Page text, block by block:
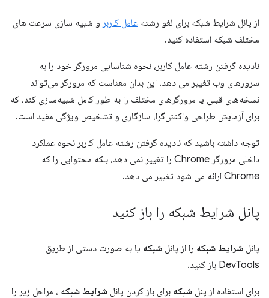
از پانل شرایط شبکه برای لغو رشته عامل کاربر و شبیه سازی سرعت های
مختلف شبکه استفاده کنید.
نادیده گرفتن رشته عامل کاربر، نحوه شناسایی مرورگر خود را به
سرورهای وب تغییر می دهد. این بدان معناست که مرورگر می‌تواند
نسخه‌های قبلی یا مرورگرهای مختلف را به طور کامل شبیه‌سازی کند، که
برای آزمایش طراحی واکنش‌گرا، سازگاری و تشخیص ویژگی مفید است.
توجه داشته باشید که نادیده گرفتن رشته عامل کاربر نحوه عملکرد
داخلی مرورگر Chrome را تغییر نمی دهد، بلکه محتوایی را که
Chrome ارائه می شود تغییر می دهد.
پانل شرایط شبکه را باز کنید
پانل شرایط شبکه را از پانل شبکه یا به صورت دستی از طریق
DevTools باز کنید.
برای استفاده از پنل شبکه برای باز کردن پانل شرایط شبکه ، مراحل زیر را